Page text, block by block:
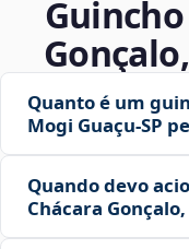
Quanto é um
Mogi Guaçu‑SP
Quando devo
Chácara Gonçalo,